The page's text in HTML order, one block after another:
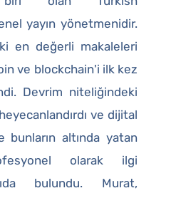
yayın yönetmenidir.
en değerli makaleleri
ve blockchain'i ilk kez
Devrim niteliğindeki
ve dijital
bunların altında yatan
olarak ilgi
bulundu. Murat,